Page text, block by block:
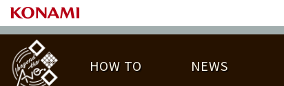
HOW TO NEWS